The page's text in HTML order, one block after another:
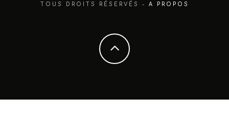
TOUS DROITS RÉSERVÉS - A PROPOS